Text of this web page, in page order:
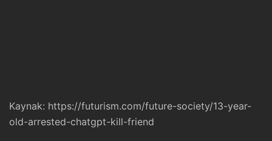
Kaynak: https://futurism.com/future-society/13-year-
old-arrested-chatgpt-kill-friend